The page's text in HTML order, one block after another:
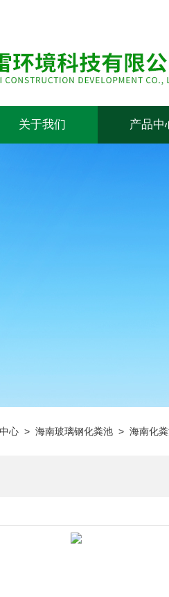
关于我们 产品中
心 > 海南玻璃钢化粪池 > 海南化